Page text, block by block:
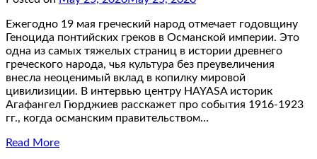
Ежегодно 19 мая греческий народ отмечает годовщину
Геноцида понтийских греков в Османской империи. Это
одна из самых тяжелых страниц в истории древнего
греческого народа, чья культура без преувеличения
внесла неоценимый вклад в копилку мировой
цивилизиции. В интервью центру HAYASA историк
Агафангел Гюрджиев расскажет про события 1916-1923
гг., когда османским правительством…
Read More